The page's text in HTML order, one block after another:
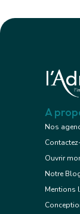
A
Nos
Ouvrir
Notre
Mentions